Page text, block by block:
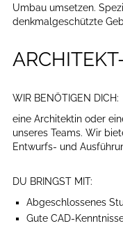
Umbau umsetzen.
denkmalgeschützte
WIR BENÖTIGEN DICH:
eine Architektin oder
unseres Teams. Wir
Entwurfs- und
DU BRINGST MIT:
Abgeschlossenes
Gute CAD-